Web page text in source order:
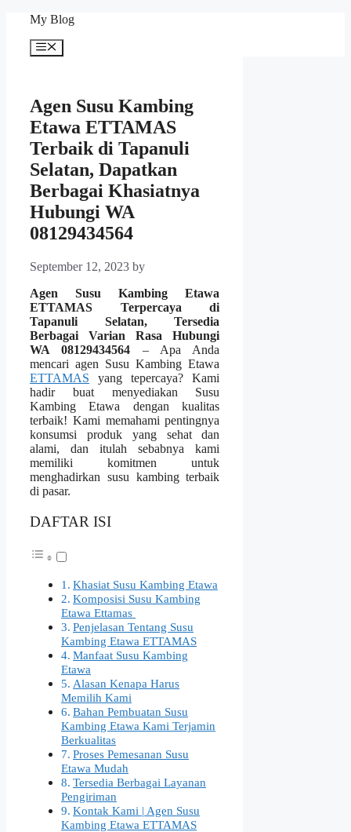
content
My Blog
Menu
Agen Susu Kambing
Etawa ETTAMAS
Terbaik di Tapanuli
Selatan, Dapatkan
Berbagai Khasiatnya
Hubungi WA
08129434564
September 12, 2023 by
Agen Susu Kambing Etawa
ETTAMAS Terpercaya di
Tapanuli Selatan, Tersedia
Berbagai Varian Rasa Hubungi
WA 08129434564 – Apa Anda
mencari agen Susu Kambing Etawa
ETTAMAS yang tepercaya? Kami
hadir buat menyediakan Susu
Kambing Etawa dengan kualitas
terbaik! Kami memahami pentingnya
konsumsi produk yang sehat dan
alami, dan itulah sebabnya kami
memiliki komitmen untuk
menghadirkan susu kambing terbaik
di pasar.
DAFTAR ISI
Khasiat Susu Kambing Etawa
Komposisi Susu Kambing
Etawa Ettamas
Penjelasan Tentang Susu
Kambing Etawa ETTAMAS
Manfaat Susu Kambing
Etawa
Alasan Kenapa Harus
Memilih Kami
Bahan Pembuatan Susu
Kambing Etawa Kami Terjamin
Berkualitas
Proses Pemesanan Susu
Etawa Mudah
Tersedia Berbagai Layanan
Pengiriman
Kontak Kami | Agen Susu
Kambing Etawa ETTAMAS